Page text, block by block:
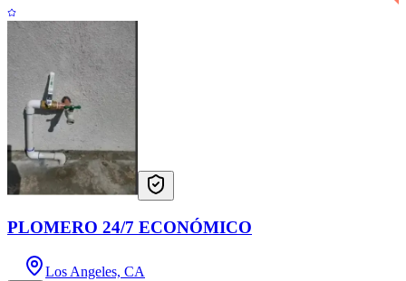
PLOMERO 24/7 ECONÓMICO
Los Angeles, CA